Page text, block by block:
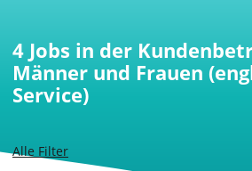
Alle Filter
4 Jobs in der
Männer und Frauen
Service)